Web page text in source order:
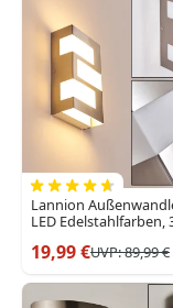
Lannion
LED Edelstahlfarben,
19,99 €UVP:89,99 €